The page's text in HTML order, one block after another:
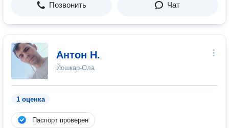
Позвонить Чат
Антон Н.
Йошкар-Ола
1 оценка
Паспорт проверен